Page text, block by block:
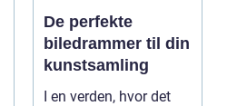
De perfekte
biledrammer til din
kunstsamling
I en verden, hvor det